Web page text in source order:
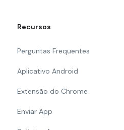
Recursos
Perguntas Frequentes
Aplicativo Android
Extensão do Chrome
Enviar App